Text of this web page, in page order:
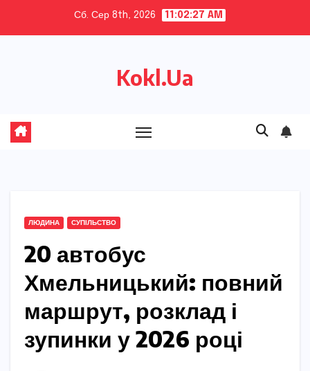
Сб. Сер 8th, 2026 11:02:28 AM
Kokl.Ua
ЛЮДИНА СУПІЛЬСТВО
20 автобус
Хмельницький: повний
маршрут, розклад і
зупинки у 2026 році